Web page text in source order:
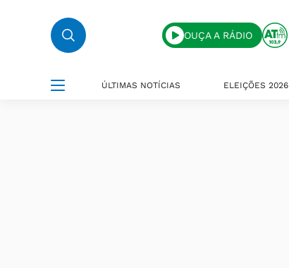
OUÇA A RÁDIO
ÚLTIMAS NOTÍCIAS ELEIÇÕES 2026